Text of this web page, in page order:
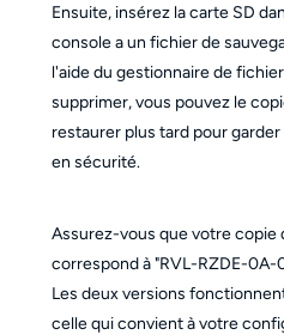
Ensuite, insérez la carte SD
console a un fichier de
l'aide du gestionnaire de
supprimer, vous pouvez le
restaurer plus tard pour
en sécurité.
Assurez-vous que votre copie
correspond à "RVL-RZDE-0A-
Les deux versions
celle qui convient à votre